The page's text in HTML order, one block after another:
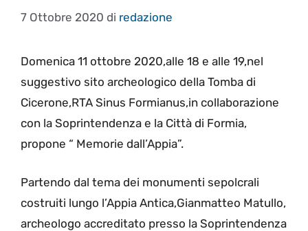
7 Ottobre 2020 di redazione
Domenica 11 ottobre 2020,alle 18 e alle 19,nel
suggestivo sito archeologico della Tomba di
Cicerone,RTA Sinus Formianus,in collaborazione
con la Soprintendenza e la Città di Formia,
propone “ Memorie dall’Appia”.
Partendo dal tema dei monumenti sepolcrali
costruiti lungo l’Appia Antica,Gianmatteo Matullo,
archeologo accreditato presso la Soprintendenza